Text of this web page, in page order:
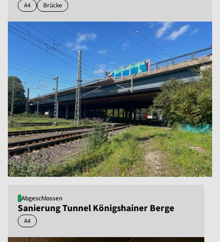
A4 Brücke
Abgeschlossen
Sanierung Tunnel Königshainer Berge
A4